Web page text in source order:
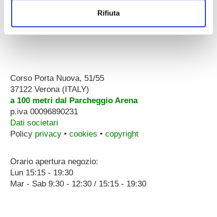
Rifiuta
Corso Porta Nuova, 51/55
37122 Verona (ITALY)
a 100 metri dal Parcheggio Arena
p.iva 00096890231
Dati societari
Policy privacy• cookies • copyright
Orario apertura negozio:
Lun 15:15 - 19:30
Mar - Sab 9:30 - 12:30 / 15:15 - 19:30